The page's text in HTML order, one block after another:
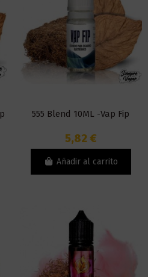
555 Blend 10ML -Vap Fip
5,82 €
Añadir al carrito